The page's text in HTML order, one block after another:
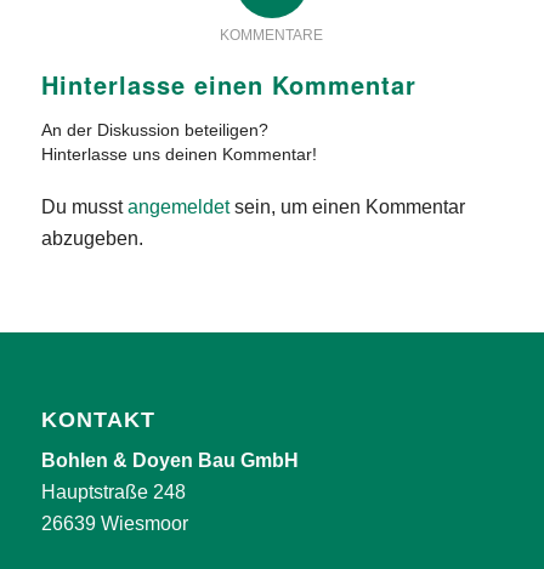
KOMMENTARE
Hinterlasse einen Kommentar
An der Diskussion beteiligen?
Hinterlasse uns deinen Kommentar!
Du musstangemeldetsein, um einen Kommentar
abzugeben.
KONTAKT
Bohlen & Doyen Bau GmbH
Hauptstraße 248
26639 Wiesmoor